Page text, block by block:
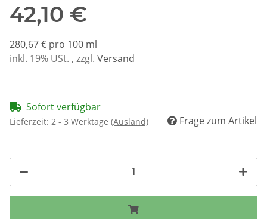
42,10 €
280,67 € pro 100 ml
inkl. 19% USt. , zzgl. Versand
Sofort verfügbar
Lieferzeit: 2 - 3 Werktage (Ausland) Frage zum Artikel